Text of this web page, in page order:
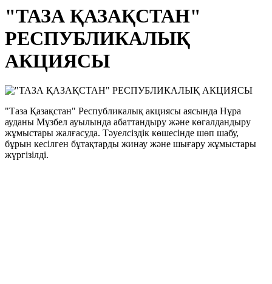
"ТАЗА ҚАЗАҚСТАН"
РЕСПУБЛИКАЛЫҚ
АКЦИЯСЫ
"Таза Қазақстан" Республикалық акциясы аясында Нұра
ауданы Мұзбел ауылында абаттандыру және көгалдандыру
жұмыстары жалғасуда. Тәуелсіздік көшесінде шөп шабу,
бұрын кесілген бұтақтарды жинау және шығару жұмыстары
жүргізілді.